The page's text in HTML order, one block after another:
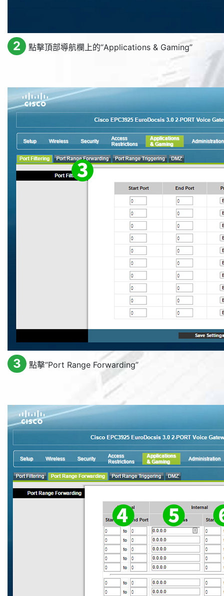
2 點擊頂部導航欄上的“Applications & Gaming”
3 點擊“Port Range Forwarding”